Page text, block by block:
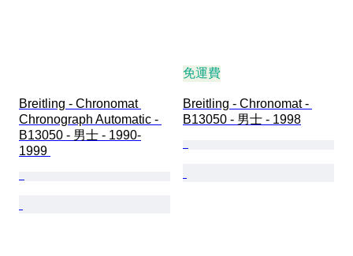
Breitling - Chronomat
Chronograph Automatic -
B13050 - 男士 - 1990-
1999
免運費
Breitling - Chronomat -
B13050 - 男士 - 1998